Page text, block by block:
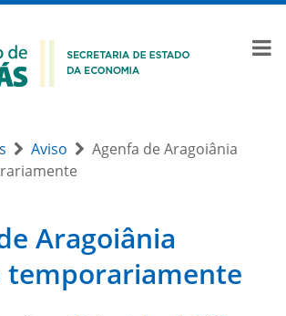
Aviso
Agenfa de Aragoiânia
Aragoiânia
temporariamente